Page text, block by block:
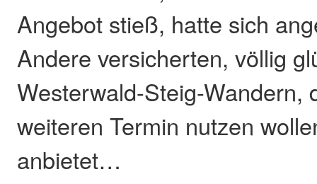
Angebot stieß, hatte sich
Andere versicherten, völlig
Westerwald-Steig-Wandern,
weiteren Termin nutzen
anbietet…